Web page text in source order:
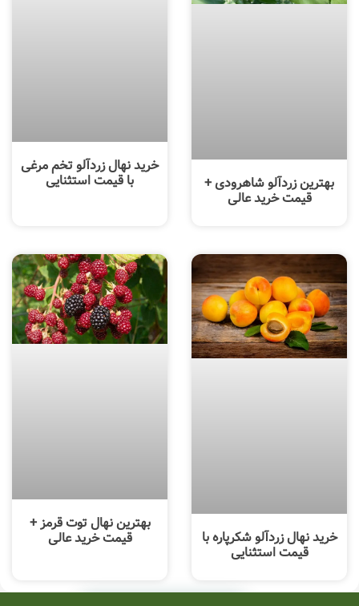
بهترین زردآلو شاهرودی +
قیمت خرید عالی
خرید نهال زردآلو تخم مرغی
با قیمت استثنایی
خرید نهال زردآلو شکرپاره با
قیمت استثنایی
بهترین نهال توت قرمز +
قیمت خرید عالی